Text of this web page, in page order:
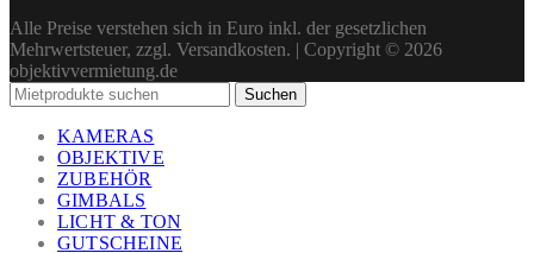
Alle Preise verstehen sich in Euro inkl. der gesetzlichen
Mehrwertsteuer, zzgl. Versandkosten. | Copyright © 2026
objektivvermietung.de
Suchen
KAMERAS
OBJEKTIVE
ZUBEHÖR
GIMBALS
LICHT & TON
GUTSCHEINE